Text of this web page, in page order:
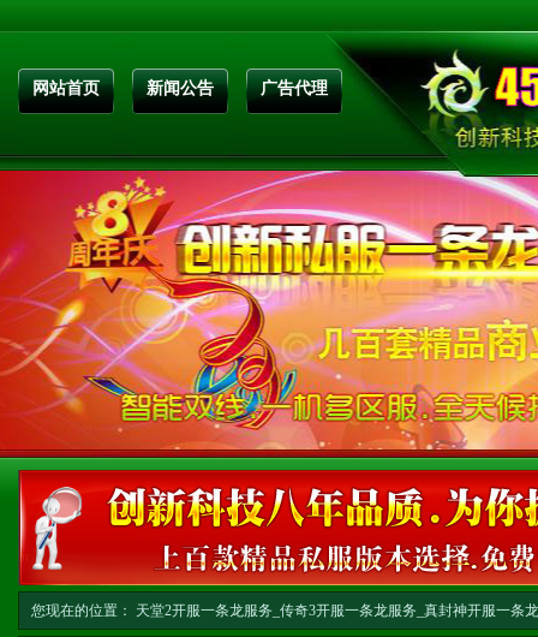
网站首页 新闻公告 广告代理
您现在的位置： 天堂2开服一条龙服务_传奇3开服一条龙服务_真封神开服一条